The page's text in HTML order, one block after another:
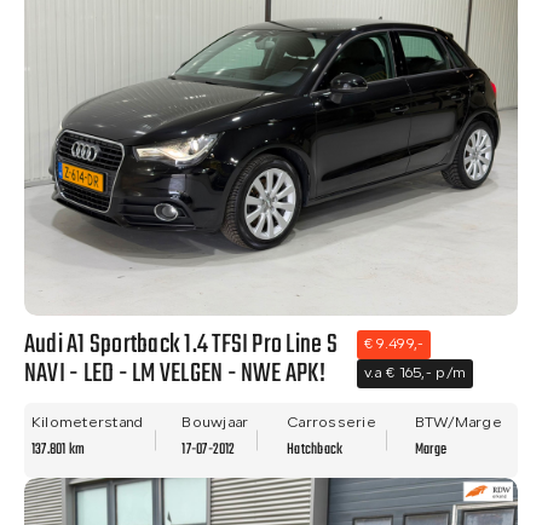
Audi A1 Sportback 1.4 TFSI Pro Line S
NAVI - LED - LM VELGEN - NWE APK!
€ 9.499,-
v.a € 165,- p/m
Kilometerstand
137.801 km
Bouwjaar
17-07-2012
Carrosserie
Hatchback
BTW/Marge
Marge